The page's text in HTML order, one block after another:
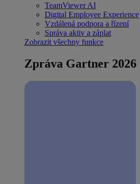
TeamViewer AI
Digital Employee Experience
Vzdálená podpora a řízení
Správa aktiv a záplat
Zobrazit všechny funkce
Zpráva Gartner 2026